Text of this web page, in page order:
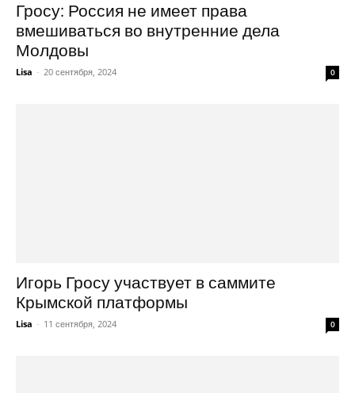
Гросу: Россия не имеет права
вмешиваться во внутренние дела
Молдовы
Lisa - 20 сентября, 2024 0
Игорь Гросу участвует в саммите
Крымской платформы
Lisa - 11 сентября, 2024 0